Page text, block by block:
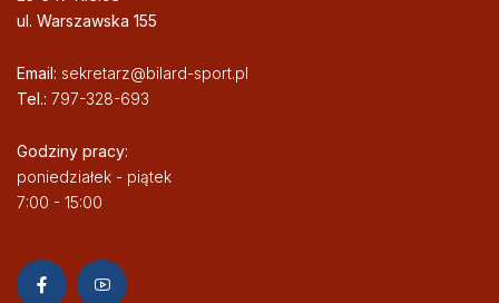
ul. Warszawska 155
Email: sekretarz@bilard-sport.pl
Tel.: 797-328-693
Godziny pracy:
poniedziałek - piątek
7:00 - 15:00